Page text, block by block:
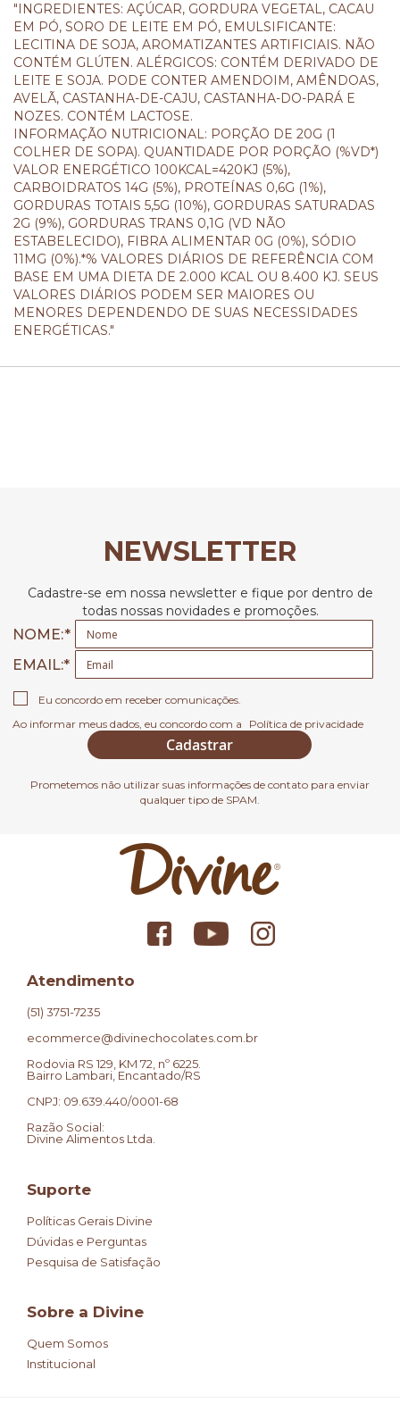
"INGREDIENTES: AÇÚCAR, GORDURA VEGETAL, CACAU
EM PÓ, SORO DE LEITE EM PÓ, EMULSIFICANTE:
LECITINA DE SOJA, AROMATIZANTES ARTIFICIAIS. NÃO
CONTÉM GLÚTEN. ALÉRGICOS: CONTÉM DERIVADO DE
LEITE E SOJA. PODE CONTER AMENDOIM, AMÊNDOAS,
AVELÃ, CASTANHA-DE-CAJU, CASTANHA-DO-PARÁ E
NOZES. CONTÉM LACTOSE.
INFORMAÇÃO NUTRICIONAL: PORÇÃO DE 20G (1
COLHER DE SOPA). QUANTIDADE POR PORÇÃO (%VD*)
VALOR ENERGÉTICO 100KCAL=420KJ (5%),
CARBOIDRATOS 14G (5%), PROTEÍNAS 0,6G (1%),
GORDURAS TOTAIS 5,5G (10%), GORDURAS SATURADAS
2G (9%), GORDURAS TRANS 0,1G (VD NÃO
ESTABELECIDO), FIBRA ALIMENTAR 0G (0%), SÓDIO
11MG (0%).*% VALORES DIÁRIOS DE REFERÊNCIA COM
BASE EM UMA DIETA DE 2.000 KCAL OU 8.400 KJ. SEUS
VALORES DIÁRIOS PODEM SER MAIORES OU
MENORES DEPENDENDO DE SUAS NECESSIDADES
ENERGÉTICAS."
NEWSLETTER
Cadastre-se em nossa newsletter e fique por dentro de
todas nossas novidades e promoções.
NOME:
EMAIL
Eu concordo em receber comunicações.
Ao informar meus dados, eu concordo com a
Política de privacidade
Cadastrar
Prometemos não utilizar suas informações de contato para enviar
qualquer tipo de SPAM.
Atendimento
(51) 3751-7235
ecommerce@divinechocolates.com.br
Rodovia RS 129, KM 72, nº 6225.
Bairro Lambari, Encantado/RS
CNPJ: 09.639.440/0001-68
Razão Social:
Divine Alimentos Ltda.
Suporte
Políticas Gerais Divine
Dúvidas e Perguntas
Pesquisa de Satisfação
Sobre a Divine
Quem Somos
Institucional